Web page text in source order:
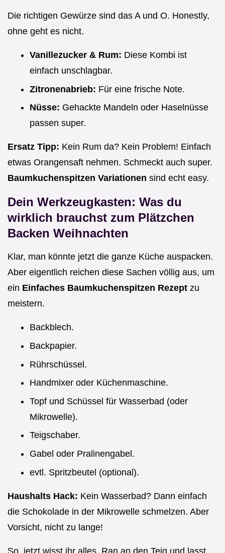
Die richtigen Gewürze sind das A und O. Honestly,
ohne geht es nicht.
Vanillezucker & Rum: Diese Kombi ist
einfach unschlagbar.
Zitronenabrieb: Für eine frische Note.
Nüsse: Gehackte Mandeln oder Haselnüsse
passen super.
Ersatz Tipp: Kein Rum da? Kein Problem! Einfach
etwas Orangensaft nehmen. Schmeckt auch super.
Baumkuchenspitzen Variationen sind echt easy.
Dein Werkzeugkasten: Was du
wirklich brauchst zum Plätzchen
Backen Weihnachten
Klar, man könnte jetzt die ganze Küche auspacken.
Aber eigentlich reichen diese Sachen völlig aus, um
ein Einfaches Baumkuchenspitzen Rezept zu
meistern.
Backblech.
Backpapier.
Rührschüssel.
Handmixer oder Küchenmaschine.
Topf und Schüssel für Wasserbad (oder
Mikrowelle).
Teigschaber.
Gabel oder Pralinengabel.
evtl. Spritzbeutel (optional).
Haushalts Hack: Kein Wasserbad? Dann einfach
die Schokolade in der Mikrowelle schmelzen. Aber
Vorsicht, nicht zu lange!
So, jetzt wisst ihr alles. Ran an den Teig und lasst